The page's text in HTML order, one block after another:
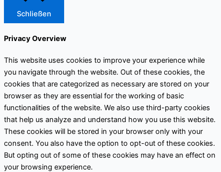
Schließen
Privacy Overview
This website uses cookies to improve your experience while
you navigate through the website. Out of these cookies, the
cookies that are categorized as necessary are stored on your
browser as they are essential for the working of basic
functionalities of the website. We also use third-party cookies
that help us analyze and understand how you use this website.
These cookies will be stored in your browser only with your
consent. You also have the option to opt-out of these cookies.
But opting out of some of these cookies may have an effect on
your browsing experience.